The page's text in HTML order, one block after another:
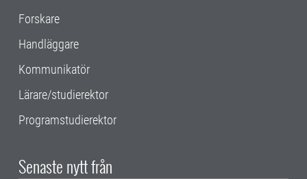
Forskare
Handläggare
Kommunikatör
Lärare/studierektor
Programstudierektor
Senaste nytt från